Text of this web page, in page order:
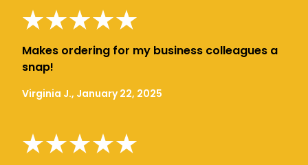
Makes ordering for my business colleagues a
snap!
Virginia J., January 22, 2025